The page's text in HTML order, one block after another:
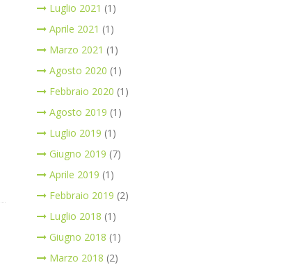
Luglio 2021 (1)
Aprile 2021 (1)
Marzo 2021 (1)
Agosto 2020 (1)
Febbraio 2020 (1)
Agosto 2019 (1)
Luglio 2019 (1)
Giugno 2019 (7)
Aprile 2019 (1)
Febbraio 2019 (2)
Luglio 2018 (1)
Giugno 2018 (1)
Marzo 2018 (2)